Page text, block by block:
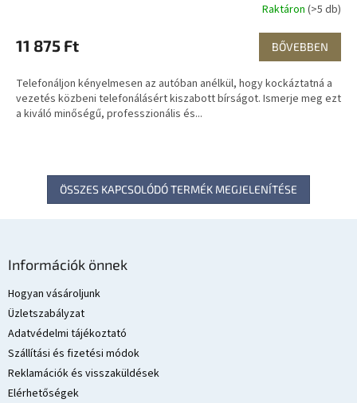
Raktáron (>5 db)
11 875 Ft BŐVEBBEN
Telefonáljon kényelmesen az autóban anélkül, hogy kockáztatná a
vezetés közbeni telefonálásért kiszabott bírságot. Ismerje meg ezt
a kiváló minőségű, professzionális és...
ÖSSZES KAPCSOLÓDÓ TERMÉK MEGJELENÍTÉSE
Információk önnek
Hogyan vásároljunk
Üzletszabályzat
Adatvédelmi tájékoztató
Szállítási és fizetési módok
Reklamációk és visszaküldések
Elérhetőségek